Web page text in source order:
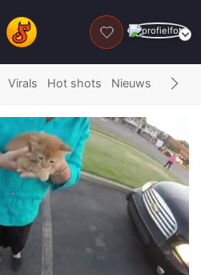
DONEER
Virals Hot shots Nieuws Fails